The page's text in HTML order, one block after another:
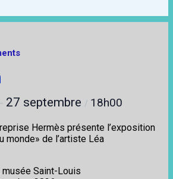
27 septembre / 18h00
Hermès présente l’exposition
monde» de l’artiste Léa
musée Saint-Louis